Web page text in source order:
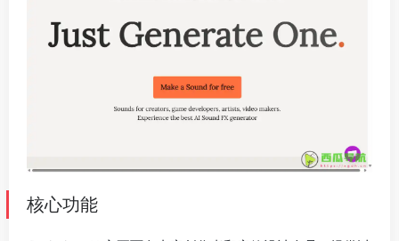
核心功能